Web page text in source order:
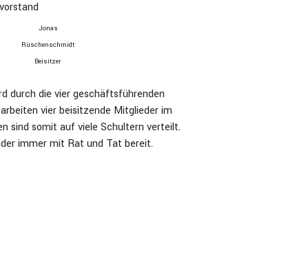
Jonas
Rüschenschmidt
Beisitzer
durch die vier geschäftsführenden
vier beisitzende Mitglieder im
sind somit auf viele Schultern verteilt.
immer mit Rat und Tat bereit.